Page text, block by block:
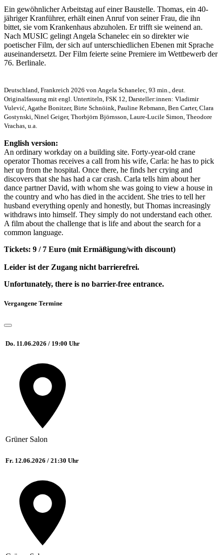
Ein gewöhnlicher Arbeitstag auf einer Baustelle. Thomas, ein 40-
jähriger Kranführer, erhält einen Anruf von seiner Frau, die ihn
bittet, sie vom Krankenhaus abzuholen. Er trifft sie weinend an.
Nach MUSIC gelingt Angela Schanelec ein so direkter wie
poetischer Film, der sich auf unterschiedlichen Ebenen mit Sprache
auseinandersetzt. Der Film feierte seine Premiere im Wettbewerb der
76. Berlinale.
Deutschland, Frankreich 2026 von Angela Schanelec, 93 min., deut.
Originalfassung mit engl. Untertiteln, FSK 12, Darsteller:innen: Vladimir
Vulević, Agathe Bonitzer, Birte Schnöink, Pauline Rebmann, Ben Carter, Clara
Gostynski, Ninel Geiger, Thorbjörn Björnsson, Laure-Lucile Simon, Theodore
Vrachas, u.a.
English version:
An ordinary workday on a building site. Forty-year-old crane
operator Thomas receives a call from his wife, Carla: he has to pick
her up from the hospital. Once there, he finds her crying and
discovers that she has had a car crash. Carla tells him about her
dance partner David, with whom she was going to view a house in
the country and who has died in the accident. She tries to tell her
husband everything openly and honestly, but Thomas increasingly
withdraws into himself. They simply do not understand each other.
A film about the challenge that is life and about the search for a
common language.
Tickets: 9 / 7 Euro (mit Ermäßigung/with discount)
Leider ist der Zugang nicht barrierefrei.
Unfortunately, there is no barrier-free entrance.
Vergangene Termine
Do. 11.06.2026 / 19:00 Uhr
Grüner Salon
Fr. 12.06.2026 / 21:30 Uhr